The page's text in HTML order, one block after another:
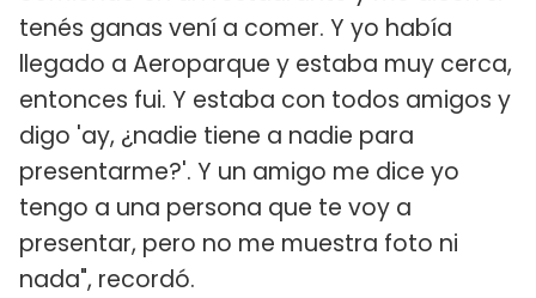
tenés ganas vení a comer. Y yo había
llegado a Aeroparque y estaba muy cerca,
entonces fui. Y estaba con todos amigos y
digo 'ay, ¿nadie tiene a nadie para
presentarme?'. Y un amigo me dice yo
tengo a una persona que te voy a
presentar, pero no me muestra foto ni
nada", recordó.